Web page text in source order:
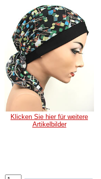
Klicken Sie hier für weitere
Artikelbilder